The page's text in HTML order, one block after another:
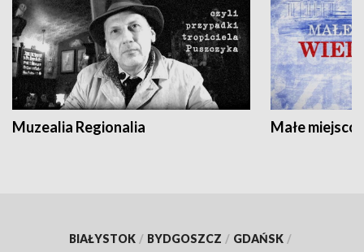
Muzealia Regionalia Małe
BIAŁYSTOK / BYDGOSZCZ / GDAŃSK /